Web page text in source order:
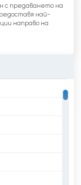
с предаването на
най-
направо на